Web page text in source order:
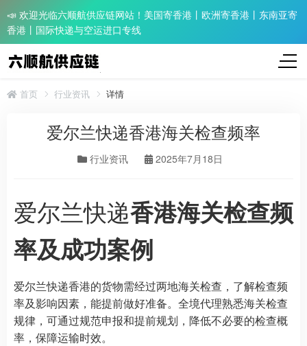
📣 欢迎光临六顺航供应链网站！美国寄香港丨欧洲寄香港丨东南亚寄
香港丨国际快递与空运进口专线
首页 行业资讯 详情
爱尔兰快递香港海关检查频率​
行业资讯 2025年7月18日
爱尔兰快递香港海关检查频
率及成功案例
爱尔兰快递香港的货物需经过两地海关检查，了解检查频
率及影响因素，能提前做好准备。全境代理熟悉海关检查
规律，可通过规范申报和提前规划，降低不必要的检查概
率，保障运输时效。